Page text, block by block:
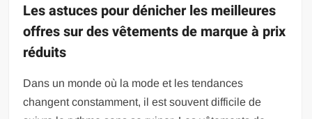
Les astuces pour dénicher les meilleures
offres sur des vêtements de marque à prix
réduits
Dans un monde où la mode et les tendances
changent constamment, il est souvent difficile de